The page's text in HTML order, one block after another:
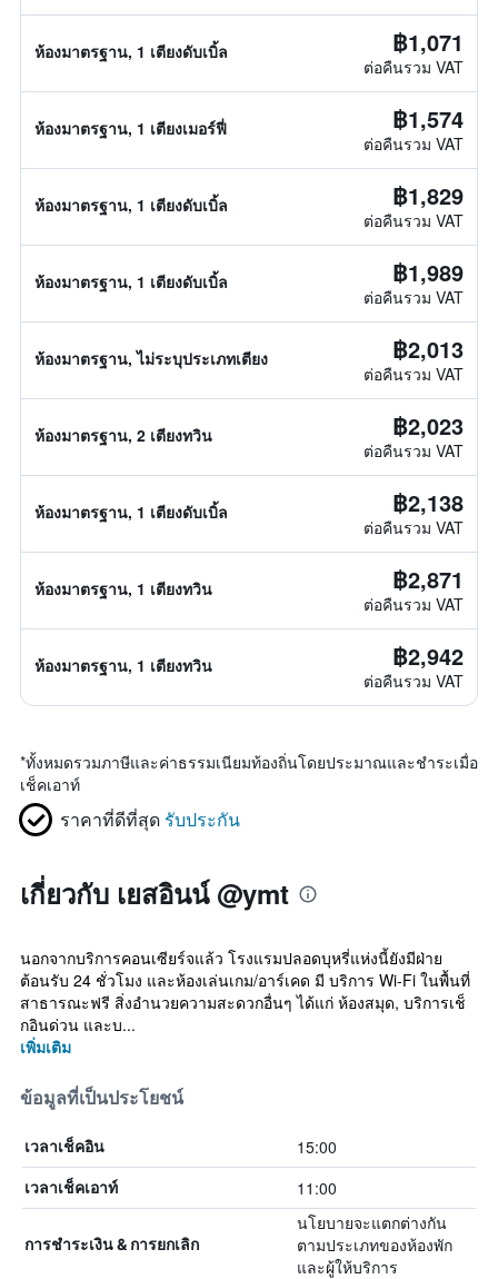
ห้องมาตรฐาน, 1 เตียงดับเบิ้ล ฿1,071
ต่อคืนรวม VAT
ห้องมาตรฐาน, 1 เตียงเมอร์ฟี่ ฿1,574
ต่อคืนรวม VAT
ห้องมาตรฐาน, 1 เตียงดับเบิ้ล ฿1,829
ต่อคืนรวม VAT
ห้องมาตรฐาน, 1 เตียงดับเบิ้ล ฿1,989
ต่อคืนรวม VAT
ห้องมาตรฐาน, ไม่ระบุประเภทเตียง ฿2,013
ต่อคืนรวม VAT
ห้องมาตรฐาน, 2 เตียงทวิน ฿2,023
ต่อคืนรวม VAT
ห้องมาตรฐาน, 1 เตียงดับเบิ้ล ฿2,138
ต่อคืนรวม VAT
ห้องมาตรฐาน, 1 เตียงทวิน ฿2,871
ต่อคืนรวม VAT
ห้องมาตรฐาน, 1 เตียงทวิน ฿2,942
ต่อคืนรวม VAT
*ทั้งหมดรวมภาษีและค่าธรรมเนียมท้องถิ่นโดยประมาณและชำระเมื่อ
เช็คเอาท์
ราคาที่ดีที่สุด รับประกัน
เกี่ยวกับ เยสอินน์ @ymt
นอกจากบริการคอนเซียร์จแล้ว โรงแรมปลอดบุหรี่แห่งนี้ยังมีฝ่าย
ต้อนรับ 24 ชั่วโมง และห้องเล่นเกม/อาร์เคด มี บริการ Wi-Fi ในพื้นที่
สาธารณะฟรี สิ่งอำนวยความสะดวกอื่นๆ ได้แก่ ห้องสมุด, บริการเช็
กอินด่วน และบ...
เพิ่มเติม
ข้อมูลที่เป็นประโยชน์
เวลาเช็คอิน 15:00
เวลาเช็คเอาท์ 11:00
การชำระเงิน & การยกเลิก
นโยบายจะแตกต่างกัน
ตามประเภทของห้องพัก
และผู้ให้บริการ